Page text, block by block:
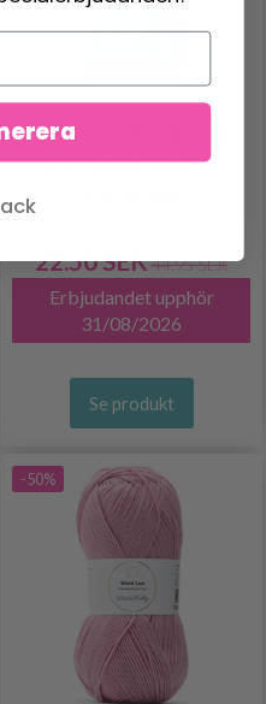
LINDEHOBBY BLOOM
6/4 – MERCERIZED
22.50 SEK44.95 SEK
Erbjudandet upphör
31/08/2026
Se produkt
-50%